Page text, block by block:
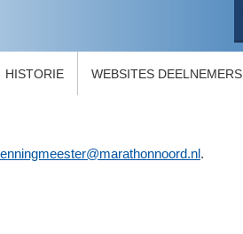
HISTORIE WEBSITES DEELNEMERS
.